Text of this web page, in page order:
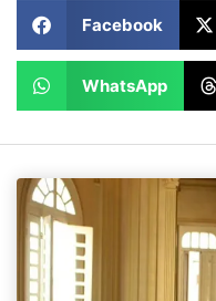
Facebook
WhatsApp